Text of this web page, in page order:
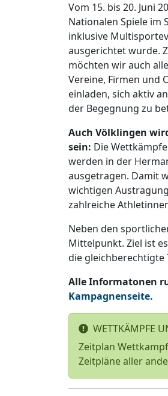
Vom 15. bis 20. Juni
Nationalen Spiele im
inklusive
ausgerichtet wurde.
möchten wir auch
Vereine, Firmen und
einladen, sich aktiv
der Begegnung zu
Auch Völklingen
sein: Die
werden in der
ausgetragen. Damit
wichtigen
zahlreiche
Neben den
Mittelpunkt. Ziel ist
die gleichberechtigte
Alle Informatonen
Kampagnenseite.
WETTKÄMPFE
Zeitplan
Zeitpläne aller